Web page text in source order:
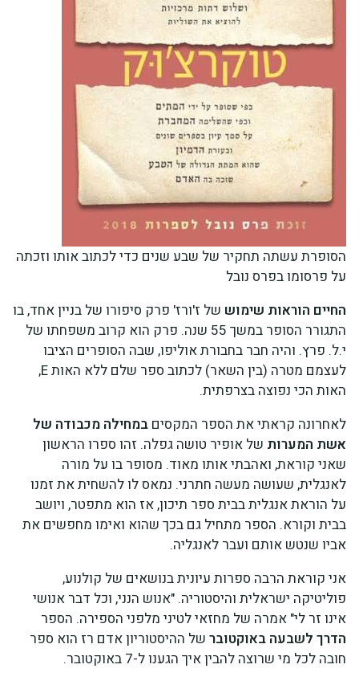
הסופרת עשתה תחקיר של שבע שנים כדי לכתוב אותו וזכתה
על פרסומו בפרס נובל
החיים הוראות שימוש של ז'ורז' פרק סיפורו של בניין אחד, בו
התגורר הסופר במשך 55 שנה. פרק הוא קרוב משפחתו של
י.ל. פרץ. והיה חבר בחבורת אוליפו, שבה הסופרים הציבו
לעצמם מטרה (בין השאר) לכתוב ספר שלם ללא האות E,
האות הכי נפוצה בצרפתית.
לאחרונה קראתי את הספר המקסים במחילה מכבודה של
אשת המערות של אופיר טושה גפלה. זהו ספרו הראשון
שאני קוראת, ואהבתי אותו מאוד. מסופר בו על מורה
לאנגלית, שעושה מעשה חתרני. נמאס לו להשחית את זמנו
על הוראת אנגלית בבית ספר תיכון, אז הוא מתפטר, ויושב
בבית וקורא. הספר מתחיל גם בכך שהוא ואימו מחפשים את
אביו שנטש אותם ועבר לאנגליה.
אני קוראת הרבה ספרות עיונית בנושאים של קולנוע,
פוליטיקה ישראלית והיסטוריה. "אנוש הנני, וכל דבר אנושי
אינו זר לי" אמרה של מחזאי לטיני מלפני הספירה. הספר
הדרך לשבעה באוקטובר של ההיסטוריון אדם רז הוא ספר
חובה לכל מי שרוצה להבין איך הגענו ל-7 באוקטובר.